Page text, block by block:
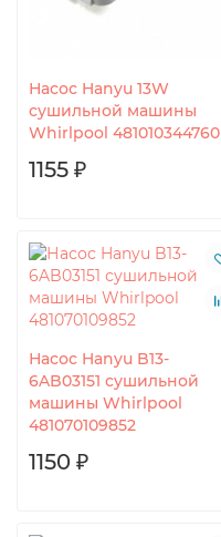
Насос Hanyu 13W
сушильной машины
Whirlpool 481010344760
1155 ₽
Насос Hanyu B13-
6AB03151 сушильной
машины Whirlpool
481070109852
1150 ₽